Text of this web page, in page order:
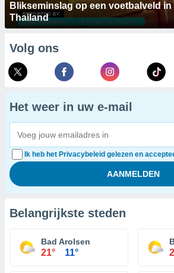
Blikseminslag op een voetbalveld in
Thailand
Volg ons
Het weer in uw e-mail
Ik heb het Privacybeleid gelezen en
Belangrijkste steden
Bad Arolsen
21° 11°